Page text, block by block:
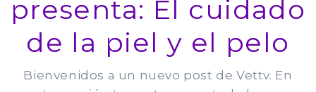
presenta: El cuidado
de la piel y el pelo
Bienvenidos a un nuevo post de Vettv. En